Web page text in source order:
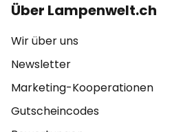
Über Lampenwelt.ch
Wir über uns
Newsletter
Marketing-Kooperationen
Gutscheincodes